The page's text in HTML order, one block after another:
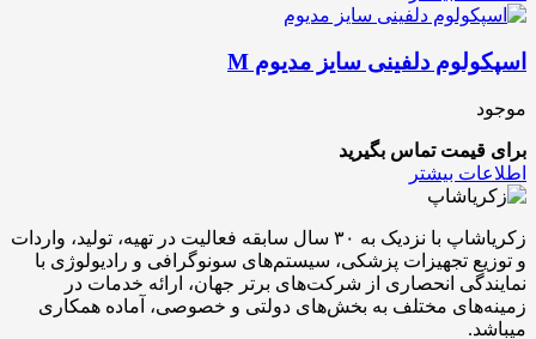
اسپکولوم دلفینی سایز مدیوم M
موجود
برای قیمت تماس بگیرید
اطلاعات بیشتر
زکریاشاپ با نزدیک به ۳۰ سال سابقه فعالیت در تهیه، تولید، واردات
و توزیع تجهیزات پزشکی، سیستم‌های سونوگرافی و رادیولوژی با
نمایندگی انحصاری از شرکت‌های برتر جهان، ارائه خدمات در
زمینه‌های مختلف به بخش‌های دولتی و خصوصی، آماده همکاری
میباشد.